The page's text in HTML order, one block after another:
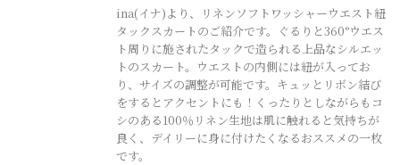
ina(イナ)より、リネンソフトワッシャーウエスト紐
タックスカートのご紹介です。ぐるりと360°ウエス
ト周りに施されたタックで造られる上品なシルエッ
トのスカート。ウエストの内側には紐が入ってお
り、サイズの調整が可能です。キュッとリボン結び
をするとアクセントにも！くったりとしながらもコ
シのある100％リネン生地は肌に触れると気持ちが
良く、デイリーに身に付けたくなるおススメの一枚
です。